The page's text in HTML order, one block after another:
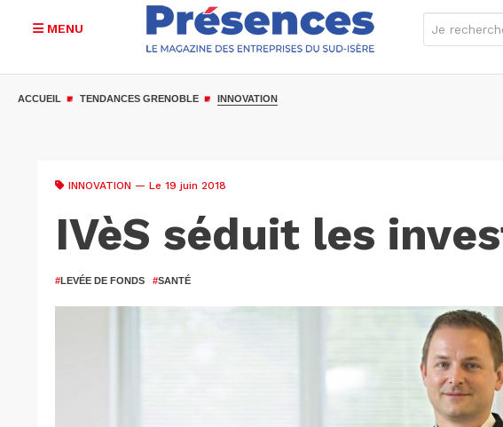
MENU
ACCUEIL TENDANCES GRENOBLE INNOVATION
INNOVATION — Le 19 juin 2018
IVèS séduit les
#LEVÉE DE FONDS #SANTÉ